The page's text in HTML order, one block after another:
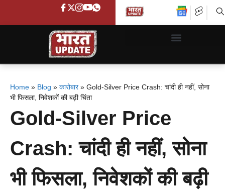
Home » Blog » कारोबार» Gold-Silver Price Crash: चांदी ही नहीं, सोना
भी फिसला, निवेशकों की बढ़ी चिंता
Gold-Silver Price
Crash: चांदी ही नहीं, सोना
भी फिसला, निवेशकों की बढ़ी